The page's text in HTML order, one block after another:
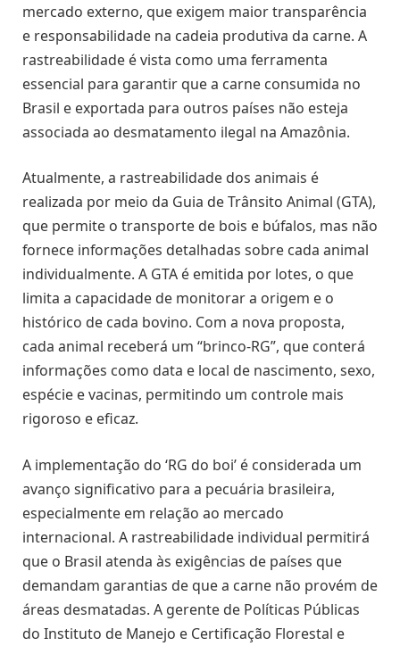
mercado externo, que exigem maior transparência
e responsabilidade na cadeia produtiva da carne. A
rastreabilidade é vista como uma ferramenta
essencial para garantir que a carne consumida no
Brasil e exportada para outros países não esteja
associada ao desmatamento ilegal na Amazônia.
Atualmente, a rastreabilidade dos animais é
realizada por meio da Guia de Trânsito Animal (GTA),
que permite o transporte de bois e búfalos, mas não
fornece informações detalhadas sobre cada animal
individualmente. A GTA é emitida por lotes, o que
limita a capacidade de monitorar a origem e o
histórico de cada bovino. Com a nova proposta,
cada animal receberá um “brinco-RG”, que conterá
informações como data e local de nascimento, sexo,
espécie e vacinas, permitindo um controle mais
rigoroso e eficaz.
A implementação do ‘RG do boi’ é considerada um
avanço significativo para a pecuária brasileira,
especialmente em relação ao mercado
internacional. A rastreabilidade individual permitirá
que o Brasil atenda às exigências de países que
demandam garantias de que a carne não provém de
áreas desmatadas. A gerente de Políticas Públicas
do Instituto de Manejo e Certificação Florestal e